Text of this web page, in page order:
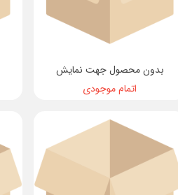
بدون محصول جهت نمایش
اتمام موجودی